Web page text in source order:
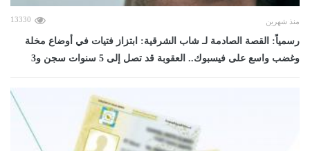
منذ شهرين 13330
رسمياً: القصة الصادمة لـ شاب الشرقية: ابتزاز فتيات في أوضاع مخلة
وغضب واسع على فيسبوك.. العقوبة قد تصل إلى 5 سنوات سجن و3